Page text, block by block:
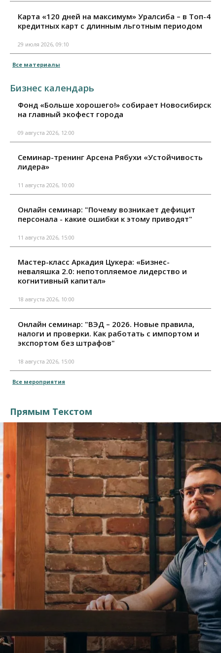
Карта «120 дней на максимум» Уралсиба – в Топ-4
кредитных карт с длинным льготным периодом
29 июля 2026, 09:10
Все материалы
Бизнес календарь
Фонд «Больше хорошего!» собирает Новосибирск
на главный экофест города
09 августа 2026, 12:00
Семинар-тренинг Арсена Рябухи «Устойчивость
лидера»
11 августа 2026, 10:00
Онлайн семинар: "Почему возникает дефицит
персонала - какие ошибки к этому приводят"
11 августа 2026, 15:00
Мастер-класс Аркадия Цукера: «Бизнес-
неваляшка 2.0: непотопляемое лидерство и
когнитивный капитал»
18 августа 2026, 10:00
Онлайн семинар: "ВЭД – 2026. Новые правила,
налоги и проверки. Как работать с импортом и
экспортом без штрафов"
18 августа 2026, 15:00
Все мероприятия
Прямым Текстом